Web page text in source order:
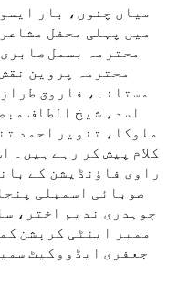
میاں چنوں، بار
میں پہلی محفل
محترمہ بسمل
محترمہ پروین
مستانہ، فاروق
اسد، شیخ الطاف
ملوکا، تنویر احمد
کلام پیش کر رہے ہیں۔
راوی فاؤنڈیشن کے
صوبائی اسمبلی
چوہدری ندیم اختر،
ممبر اینٹی کرپشن
جعفری ایڈووکیٹ